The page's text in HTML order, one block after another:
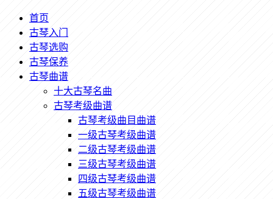
首页
古琴入门
古琴选购
古琴保养
古琴曲谱
十大古琴名曲
古琴考级曲谱
古琴考级曲目曲谱
一级古琴考级曲谱
二级古琴考级曲谱
三级古琴考级曲谱
四级古琴考级曲谱
五级古琴考级曲谱